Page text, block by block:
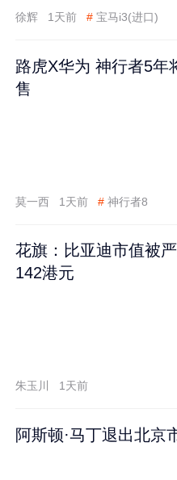
徐辉 1天前 # 宝马i3(进口)
路虎X华为 神行者5年
售
莫一西 1天前 # 神行者8
花旗：比亚迪市值被
142港元
朱玉川 1天前
阿斯顿·马丁退出北京